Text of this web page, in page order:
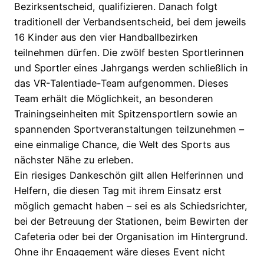
Bezirksentscheid, qualifizieren. Danach folgt
traditionell der Verbandsentscheid, bei dem jeweils
16 Kinder aus den vier Handballbezirken
teilnehmen dürfen. Die zwölf besten Sportlerinnen
und Sportler eines Jahrgangs werden schließlich in
das VR-Talentiade-Team aufgenommen. Dieses
Team erhält die Möglichkeit, an besonderen
Trainingseinheiten mit Spitzensportlern sowie an
spannenden Sportveranstaltungen teilzunehmen –
eine einmalige Chance, die Welt des Sports aus
nächster Nähe zu erleben.
Ein riesiges Dankeschön gilt allen Helferinnen und
Helfern, die diesen Tag mit ihrem Einsatz erst
möglich gemacht haben – sei es als Schiedsrichter,
bei der Betreuung der Stationen, beim Bewirten der
Cafeteria oder bei der Organisation im Hintergrund.
Ohne ihr Engagement wäre dieses Event nicht